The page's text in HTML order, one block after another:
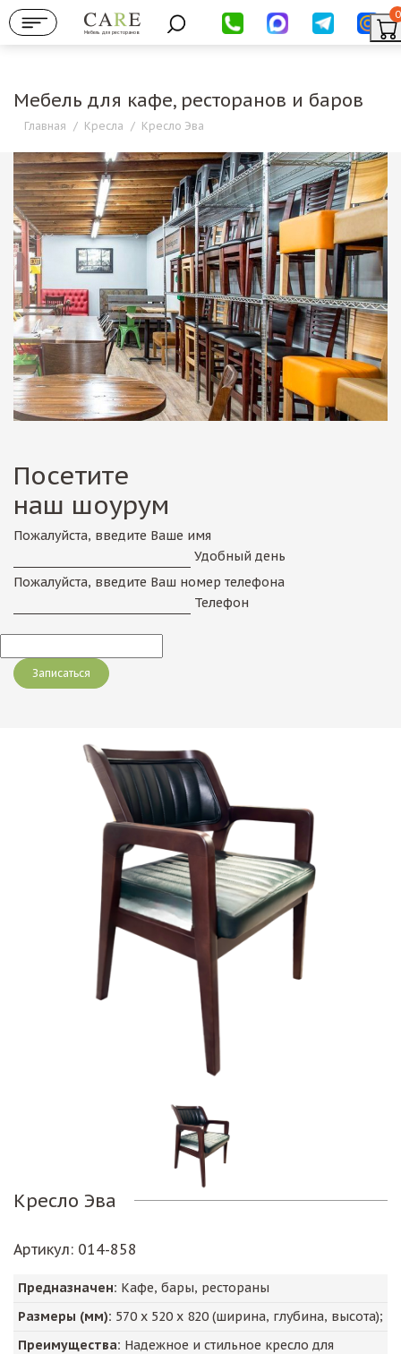
Мебель для ресторанов
0
Мебель для кафе, ресторанов и баров
Главная / Кресла / Кресло Эва
Посетите
наш шоурум
Пожалуйста, введите Ваше имя
Удобный день
Пожалуйста, введите Ваш номер телефона
Телефон
Кресло Эва
Артикул: 014-858
Предназначен: Кафе, бары, рестораны
Размеры (мм): 570 х 520 х 820 (ширина, глубина, высота);
Преимущества: Надежное и стильное кресло для